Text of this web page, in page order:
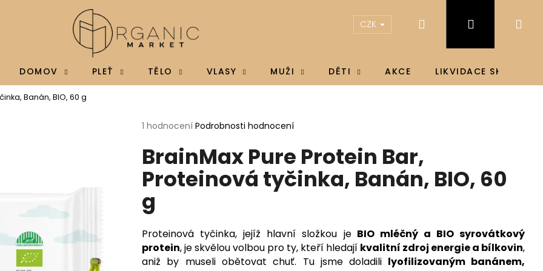
DOMOV PLEŤ TĚLO VLASY MUŽI DĚTI AKCE LIKVIDACE SKLADU
CZK Přihlášení
Banán, BIO, 60 g
Průměrné
produktu
je
5,0
5
hvězdiček.
1 hodnocení Podrobnosti hodnocení
BrainMax Pure Protein Bar,
Proteinová tyčinka, Banán, BIO, 60
g
Proteinová tyčinka, jejíž hlavní složkou jeBIO mléčný a BIO syrovátkový
protein, je skvělou volbou pro ty, kteří hledají kvalitní zdroj energie a bílkovin,
aniž by museli obětovat chuť. Tu jsme doladili lyofilizovaným banánem,
Co potřebujete najít?
BRAINMAX MAGTEIN®, HOŘČÍK L- BRAINMAX VITAMIN D3 & K2®, D3 4000